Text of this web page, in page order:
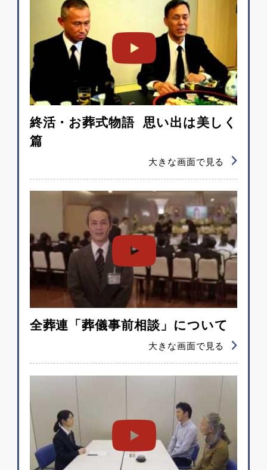
終活・お葬式物語 思い出は美しく
篇
大きな画面で見る
全葬連「葬儀事前相談」について
大きな画面で見る